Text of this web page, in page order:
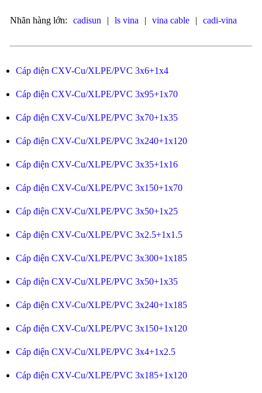
Nhãn hàng lớn: cadisun | ls vina | vina cable | cadi-vina
Cáp điện CXV-Cu/XLPE/PVC 3x6+1x4
Cáp điện CXV-Cu/XLPE/PVC 3x95+1x70
Cáp điện CXV-Cu/XLPE/PVC 3x70+1x35
Cáp điện CXV-Cu/XLPE/PVC 3x240+1x120
Cáp điện CXV-Cu/XLPE/PVC 3x35+1x16
Cáp điện CXV-Cu/XLPE/PVC 3x150+1x70
Cáp điện CXV-Cu/XLPE/PVC 3x50+1x25
Cáp điện CXV-Cu/XLPE/PVC 3x2.5+1x1.5
Cáp điện CXV-Cu/XLPE/PVC 3x300+1x185
Cáp điện CXV-Cu/XLPE/PVC 3x50+1x35
Cáp điện CXV-Cu/XLPE/PVC 3x240+1x185
Cáp điện CXV-Cu/XLPE/PVC 3x150+1x120
Cáp điện CXV-Cu/XLPE/PVC 3x4+1x2.5
Cáp điện CXV-Cu/XLPE/PVC 3x185+1x120